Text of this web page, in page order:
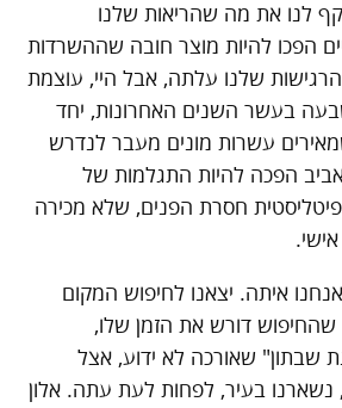
לנו את מה שהריאות שלנו
הפכו להיות מוצר חובה שההשרדות
הרגישות שלנו עלתה, אבל היי, עוצמת
בעשר השנים האחרונות, יחד
עשרות מונים מעבר לנדרש
הפכה להיות התגלמות של
חסרת הפנים, שלא מכירה
איתה. יצאנו לחיפוש המקום
שהחיפוש דורש את הזמן שלו,
שבתון" שאורכה לא ידוע, אצל
בעיר, לפחות לעת עתה. אלון